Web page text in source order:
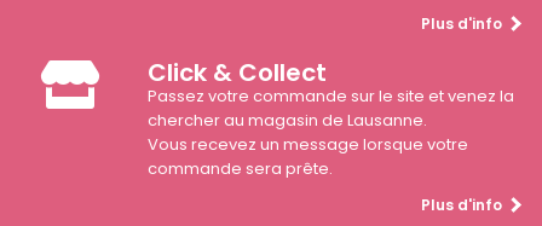
Plus d'info
Click & Collect
Passez votre commande sur le site et venez la
chercher au magasin de Lausanne.
Vous recevez un message lorsque votre
commande sera prête.
Plus d'info